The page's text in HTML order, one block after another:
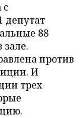
с
88
зале.
против
И
трех